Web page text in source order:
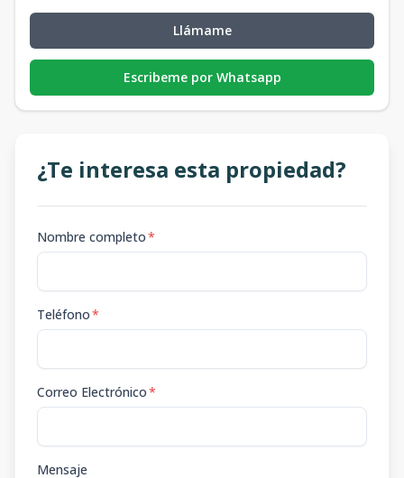
Llámame
Escribeme por Whatsapp
¿Te interesa esta propiedad?
Nombre completo*
Teléfono*
Correo Electrónico*
Mensaje